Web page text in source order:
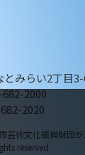
みらい2丁目
2000
2020
術文化振興財団が
reserved.